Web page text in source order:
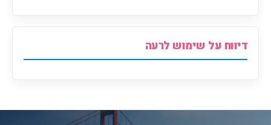
דיווח על שימוש לרעה